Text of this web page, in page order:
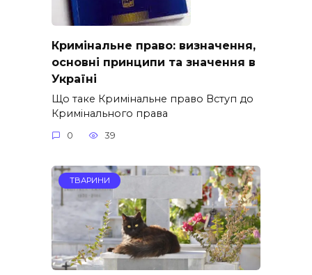
Кримінальне право: визначення,
основні принципи та значення в
Україні
Що таке Кримінальне право Вступ до
Кримінального права
0 39
ТВАРИНИ